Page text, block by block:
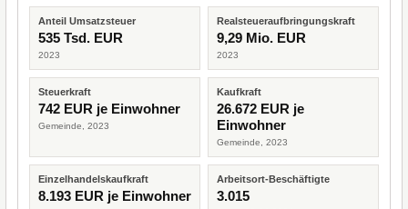
Anteil Umsatzsteuer
535 Tsd. EUR
2023
Realsteueraufbringungskraft
9,29 Mio. EUR
2023
Steuerkraft
742 EUR je Einwohner
Gemeinde, 2023
Kaufkraft
26.672 EUR je
Einwohner
Gemeinde, 2023
Einzelhandelskaufkraft
8.193 EUR je Einwohner
Arbeitsort-Beschäftigte
3.015